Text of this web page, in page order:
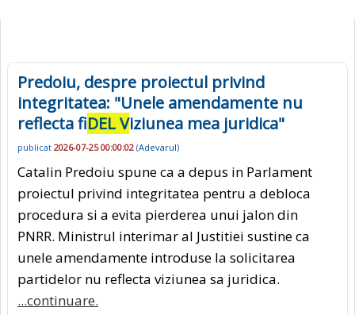
Predoiu, despre proiectul privind
integritatea: "Unele amendamente nu
reflecta fiDEL Viziunea mea juridica"
publicat 2026-07-25 00:00:02 (Adevarul)
Catalin Predoiu spune ca a depus in Parlament
proiectul privind integritatea pentru a debloca
procedura si a evita pierderea unui jalon din
PNRR. Ministrul interimar al Justitiei sustine ca
unele amendamente introduse la solicitarea
partidelor nu reflecta viziunea sa juridica.
...continuare.